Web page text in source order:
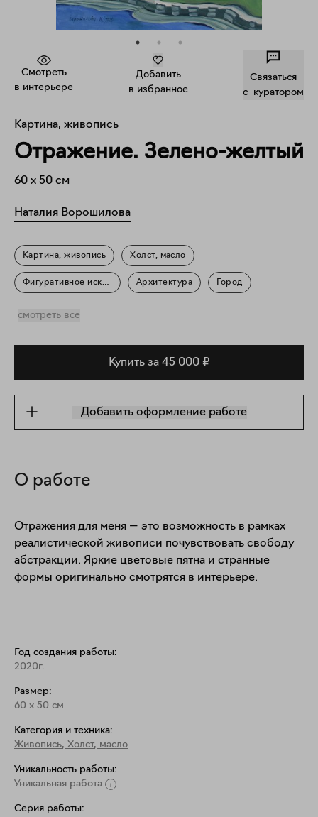
Смотреть
в интерьере
Добавить
в избранное
Связаться
c куратором
Картина, живопись
Отражение. Зелено-желтый
60 x 50 см
Наталия Ворошилова
Картина, живопись Холст, масло
Фигуративное искусство Архитектура Город
смотреть все
Купить за 45 000 ₽
Добавить оформление работе
О работе
Отражения для меня — это возможность в рамках
реалистической живописи почувствовать свободу
абстракции. Яркие цветовые пятна и странные
формы оригинально смотрятся в интерьере.
Год создания работы:
2020г.
Размер:
60 x 50 см
Категория и техника:
Живопись, Холст, масло
Уникальность работы:
Уникальная работа
Серия работы: